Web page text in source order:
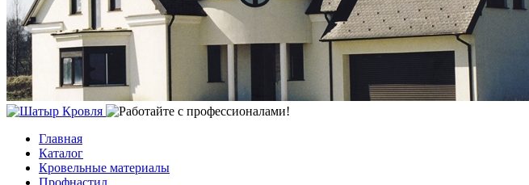
Главная
Каталог
Кровельные материалы
Профнастил